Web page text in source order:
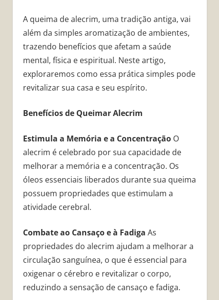
A queima de alecrim, uma tradição antiga, vai
além da simples aromatização de ambientes,
trazendo benefícios que afetam a saúde
mental, física e espiritual. Neste artigo,
exploraremos como essa prática simples pode
revitalizar sua casa e seu espírito.
Benefícios de Queimar Alecrim
Estimula a Memória e a ConcentraçãoO
alecrim é celebrado por sua capacidade de
melhorar a memória e a concentração. Os
óleos essenciais liberados durante sua queima
possuem propriedades que estimulam a
atividade cerebral.
Combate ao Cansaço e à Fadiga As
propriedades do alecrim ajudam a melhorar a
circulação sanguínea, o que é essencial para
oxigenar o cérebro e revitalizar o corpo,
reduzindo a sensação de cansaço e fadiga.